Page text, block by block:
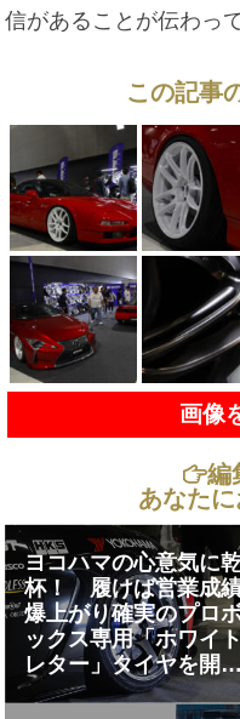
信があることが伝わっ
この記事
画像
編
あなた
ヨコハマの心意気に
杯！ 履けば営業成
爆上がり確実のプロ
ックス専用「ホワイ
レター」タイヤを開
発!!【AMA2026】